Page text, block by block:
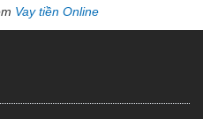
Vay tiền Online